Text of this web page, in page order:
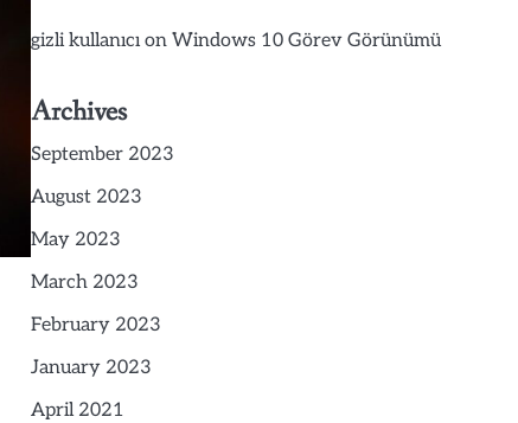
gizli kullanıcıon Windows 10 Görev Görünümü
Archives
September 2023
August 2023
May 2023
March 2023
February 2023
January 2023
April 2021